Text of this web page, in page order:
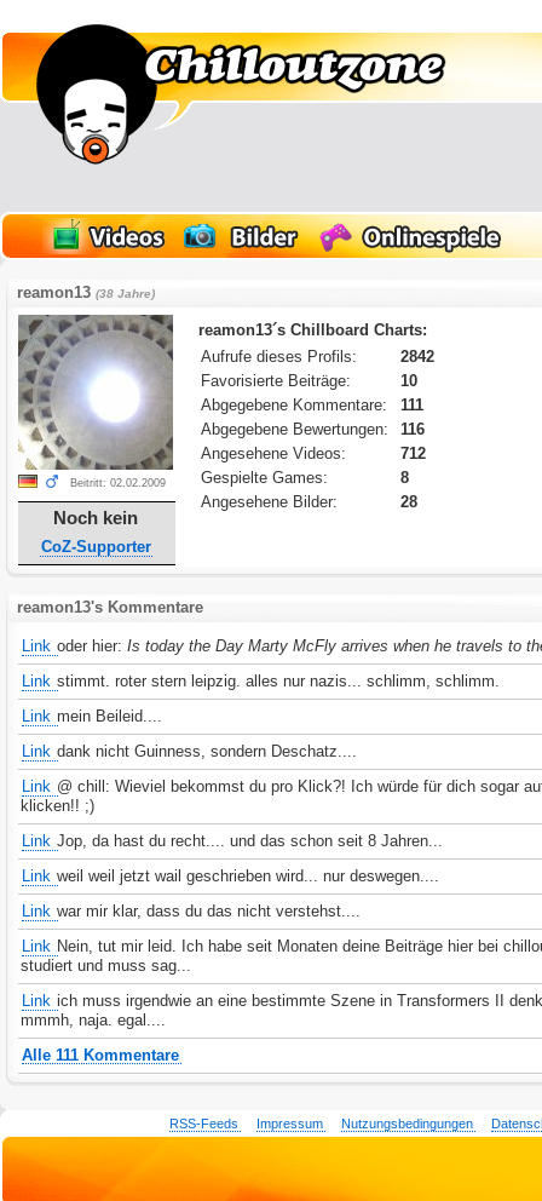
reamon13(38 Jahre)
Beitritt: 02.02.2009
Noch kein
CoZ-Supporter
reamon13´s Chillboard Charts:
Aufrufe dieses Profils:
2842
Favorisierte Beiträge:
10
Abgegebene Kommentare:
111
Abgegebene Bewertungen:
116
Angesehene Videos:
712
Gespielte Games:
8
Angesehene Bilder:
28
reamon13's Kommentare
Link oder hier:Is today the Day Marty McFly arrives when he travels to
Link stimmt. roter stern leipzig. alles nur nazis... schlimm, schlimm.
Link mein Beileid....
Link dank nicht Guinness, sondern Deschatz....
Link @ chill: Wieviel bekommst du pro Klick?! Ich würde für dich sogar
klicken!! ;)
Link Jop, da hast du recht.... und das schon seit 8 Jahren...
Link weil weil jetzt wail geschrieben wird... nur deswegen....
Link war mir klar, dass du das nicht verstehst....
Link Nein, tut mir leid. Ich habe seit Monaten deine Beiträge hier bei
studiert und muss sag...
Link ich muss irgendwie an eine bestimmte Szene in Transformers II
mmmh, naja. egal....
Alle 111 Kommentare
RSS-Feeds Impressum Nutzungsbedingungen